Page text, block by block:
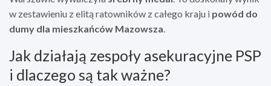
w zestawieniu z elitą ratowników z całego kraju i powód do
dumy dla mieszkańców Mazowsza.
Jak działają zespoły asekuracyjne PSP
i dlaczego są tak ważne?